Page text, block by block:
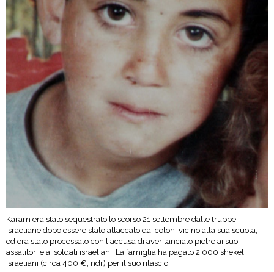
Karam era stato sequestrato lo scorso 21 settembre dalle truppe
israeliane dopo essere stato attaccato dai coloni vicino alla sua scuola,
ed era stato processato con l'accusa di aver lanciato pietre ai suoi
assalitori e ai soldati israeliani. La famiglia ha pagato 2.000 shekel
israeliani (circa 400 €, ndr) per il suo rilascio.